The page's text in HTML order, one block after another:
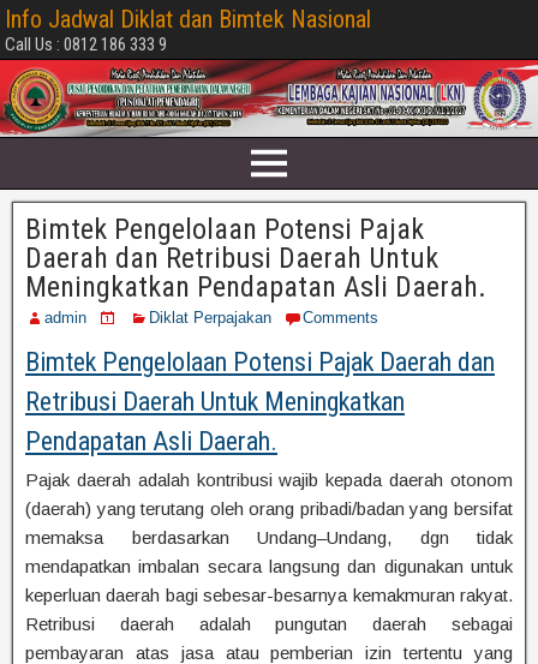
Info Jadwal Diklat dan Bimtek Nasional
Call Us : 0812 186 333 9
Bimtek Pengelolaan Potensi Pajak
Daerah dan Retribusi Daerah Untuk
Meningkatkan Pendapatan Asli Daerah.
admin Diklat Perpajakan Comments
Bimtek Pengelolaan Potensi Pajak Daerah dan
Retribusi Daerah Untuk Meningkatkan
Pendapatan Asli Daerah.
Pajak daerah adalah kontribusi wajib kepada daerah otonom
(daerah) yang terutang oleh orang pribadi/badan yang bersifat
memaksa berdasarkan Undang–Undang, dgn tidak
mendapatkan imbalan secara langsung dan digunakan untuk
keperluan daerah bagi sebesar-besarnya kemakmuran rakyat.
Retribusi daerah adalah pungutan daerah sebagai
pembayaran atas jasa atau pemberian izin tertentu yang